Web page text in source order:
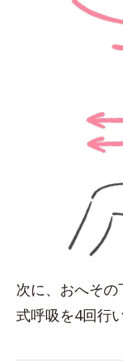
次に、おへそ
式呼吸を4回行